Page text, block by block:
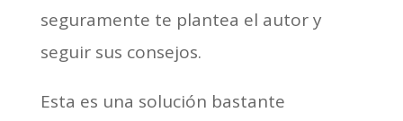
seguramente te plantea el autor y
seguir sus consejos.
Esta es una solución bastante